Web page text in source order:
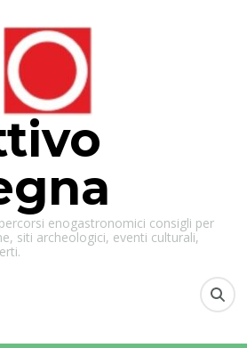
enogastronomici consigli per
siti archeologici, eventi culturali,